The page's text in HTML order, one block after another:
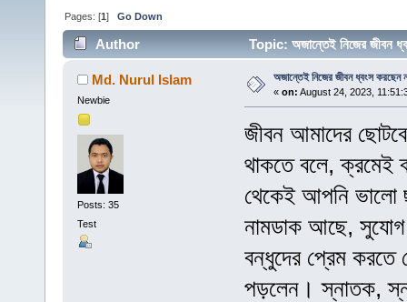
Pages: [1]Go Down
Author Topic: অজান্তেই নিজের জীবন
Md. Nurul Islam
Newbie
Posts: 35
Test
অজান্তেই নিজের জীবন ধ্বংস করছেন
« on: August 24, 2023,
জীবন আমাদের
থাকতে বলে,
থেকেই আপনি ভালো
নামডাক আছে, সুযোগ
বন্ধুদের প্রেম
পড়লেন। স্নাতক,